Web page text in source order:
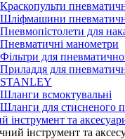
Краскопульти
Шліфмашини
Пневмопістолети для
Пневматичні манометри
Фільтри для
Приладдя для
STANLEY
Шланги всмоктувальні
Шланги для стисненого
інструмент та
інструмент та